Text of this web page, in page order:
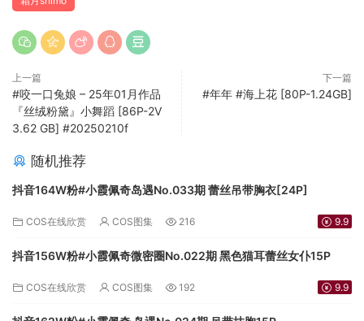
上一篇
#咬一口兔娘 – 25年01月作品
『丝绒粉黛』小舞蹈 [86P-2V
3.62 GB] #20250210f
下一篇
#年年 #海上花 [80P-1.24GB]
随机推荐
抖音164W粉#小霞佩奇岛遇No.033期 蕾丝吊带胸衣[24P]
COS在线欣赏 COS图集 216 9.9
抖音156W粉#小霞佩奇微密圈No.022期 黑色猫耳蕾丝女仆15P
COS在线欣赏 COS图集 192 9.9